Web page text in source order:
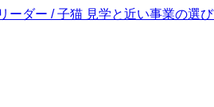
ーダー / 子猫 見学と近い事業の選